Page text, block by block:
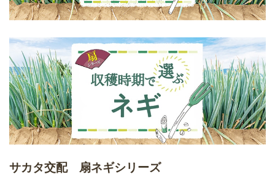
サカタ交配 扇ネギシリーズ